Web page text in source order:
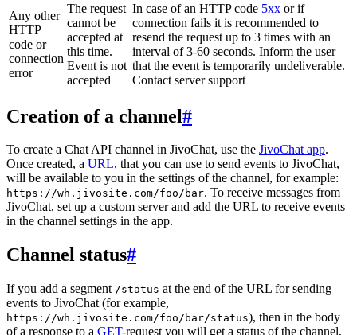
Any other
HTTP
code or
connection
error
The request
cannot be
accepted at
this time.
Event is not
accepted
In case of an HTTP code 5xx or if
connection fails it is recommended to
resend the request up to 3 times with an
interval of 3-60 seconds. Inform the user
that the event is temporarily undeliverable.
Contact server support
Creation of a channel#
To create a Chat API channel in JivoChat, use the JivoChat app.
Once created, a URL, that you can use to send events to JivoChat,
will be available to you in the settings of the channel, for example:
https://wh.jivosite.com/foo/bar. To receive messages from
JivoChat, set up a custom server and add the URL to receive events
in the channel settings in the app.
Channel status#
If you add a segment /status at the end of the URL for sending
events to JivoChat (for example,
https://wh.jivosite.com/foo/bar/status), then in the body
of a response to a GET-request you will get a status of the channel,